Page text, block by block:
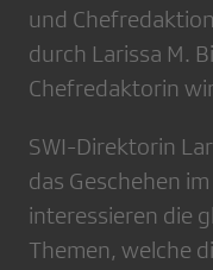
und
durch Larissa M.
Chefredaktorin
SWI-Direktorin
das Geschehen
interessieren die
Themen, welche